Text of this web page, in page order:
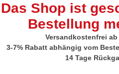
Das Shop ist
Bestellung
Versandkostenfrei ab
3-7% Rabatt abhängig vom
14 Tage